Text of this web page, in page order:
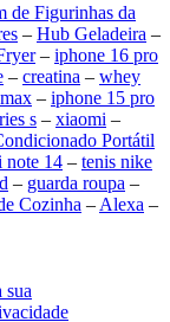
de Figurinhas da
– Hub Geladeira –
– iphone 16 pro
– creatina – whey
– iphone 15 pro
s – xiaomi –
Portátil
note 14 – tenis nike
– guarda roupa –
Cozinha – Alexa –
sua